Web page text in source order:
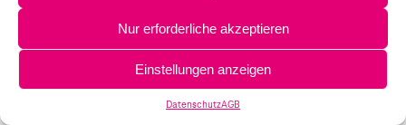
Nur erforderliche akzeptieren
Einstellungen anzeigen
DatenschutzAGB